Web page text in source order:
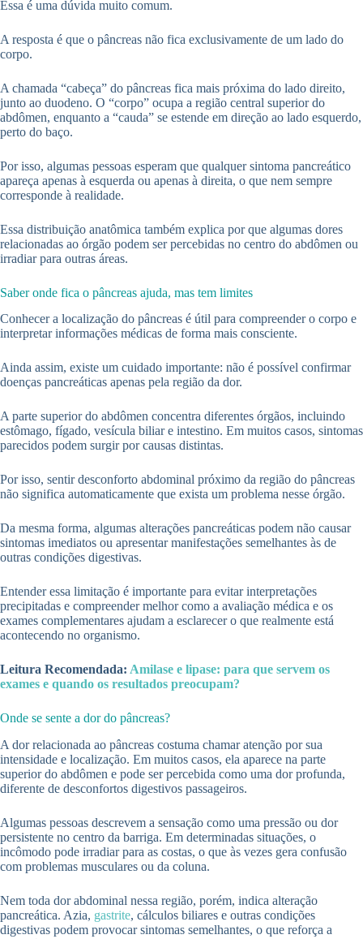
Essa é uma dúvida muito comum.
A resposta é que o pâncreas não fica exclusivamente de um lado do
corpo.
A chamada “cabeça” do pâncreas fica mais próxima do lado direito,
junto ao duodeno. O “corpo” ocupa a região central superior do
abdômen, enquanto a “cauda” se estende em direção ao lado esquerdo,
perto do baço.
Por isso, algumas pessoas esperam que qualquer sintoma pancreático
apareça apenas à esquerda ou apenas à direita, o que nem sempre
corresponde à realidade.
Essa distribuição anatômica também explica por que algumas dores
relacionadas ao órgão podem ser percebidas no centro do abdômen ou
irradiar para outras áreas.
Saber onde fica o pâncreas ajuda, mas tem limites
Conhecer a localização do pâncreas é útil para compreender o corpo e
interpretar informações médicas de forma mais consciente.
Ainda assim, existe um cuidado importante: não é possível confirmar
doenças pancreáticas apenas pela região da dor.
A parte superior do abdômen concentra diferentes órgãos, incluindo
estômago, fígado, vesícula biliar e intestino. Em muitos casos, sintomas
parecidos podem surgir por causas distintas.
Por isso, sentir desconforto abdominal próximo da região do pâncreas
não significa automaticamente que exista um problema nesse órgão.
Da mesma forma, algumas alterações pancreáticas podem não causar
sintomas imediatos ou apresentar manifestações semelhantes às de
outras condições digestivas.
Entender essa limitação é importante para evitar interpretações
precipitadas e compreender melhor como a avaliação médica e os
exames complementares ajudam a esclarecer o que realmente está
acontecendo no organismo.
Leitura Recomendada: Amilase e lipase: para que servem os
exames e quando os resultados preocupam?
Onde se sente a dor do pâncreas?
A dor relacionada ao pâncreas costuma chamar atenção por sua
intensidade e localização. Em muitos casos, ela aparece na parte
superior do abdômen e pode ser percebida como uma dor profunda,
diferente de desconfortos digestivos passageiros.
Algumas pessoas descrevem a sensação como uma pressão ou dor
persistente no centro da barriga. Em determinadas situações, o
incômodo pode irradiar para as costas, o que às vezes gera confusão
com problemas musculares ou da coluna.
Nem toda dor abdominal nessa região, porém, indica alteração
pancreática. Azia, gastrite, cálculos biliares e outras condições
digestivas podem provocar sintomas semelhantes, o que reforça a